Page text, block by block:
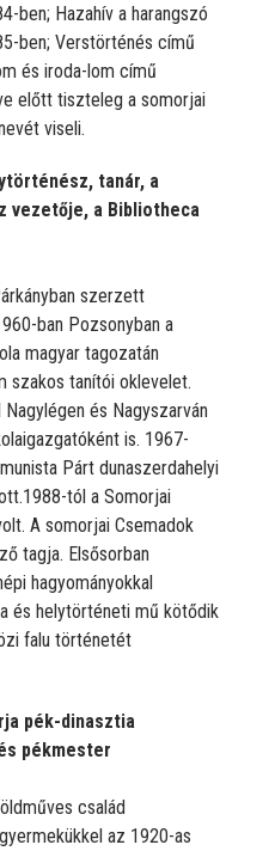
ben; Hazahív a harangszó
ben; Verstörténés című
és iroda-lom című
előtt tiszteleg a somorjai
viseli.
tanár, a
vezetője, a Bibliotheca
szerzett
ban Pozsonyban a
magyar tagozatán
tanítói oklevelet.
és Nagyszarván
is. 1967-
Párt dunaszerdahelyi
tól a Somorjai
A somorjai Csemadok
tagja. Elsősorban
hagyományokkal
és helytörténeti mű kötődik
falu történetét
pék-dinasztia
pékmester
család
az 1920-as